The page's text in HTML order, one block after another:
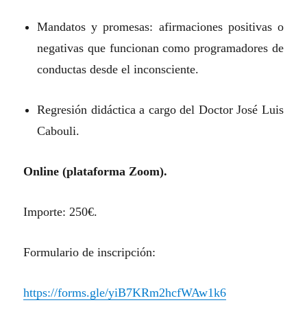
Mandatos y promesas: afirmaciones positivas o
negativas que funcionan como programadores de
conductas desde el inconsciente.
Regresión didáctica a cargo del Doctor José Luis
Cabouli.
Online (plataforma Zoom).
Importe: 250€.
Formulario de inscripción:
https://forms.gle/yiB7KRm2hcfWAw1k6